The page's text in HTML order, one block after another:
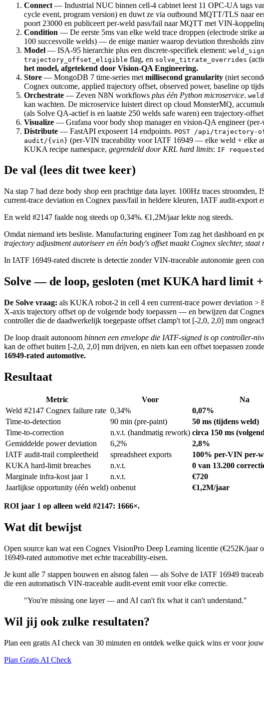
Connect — Industrial NUC binnen cell-4 cabinet leest 11 OPC-UA tags
cycle event, program version) en duwt ze via outbound MQTT/TLS naar
poort 23000 en publiceert per-weld pass/fail naar MQTT met VIN-
Condition — De eerste 5ms van elke weld trace droppen (electrode strike
100 succesvolle welds) — de enige manier waarop deviation thresholds
Model — ISA-95 hierarchie plus een discrete-specifiek element:
trajectory_offset_eligible flag, en solve_titrate_overrides
het model, afgetekend door Vision-QA Engineering.
Store — MongoDB 7 time-series met millisecond granularity (niet
Cognex outcome, applied trajectory offset, observed power, baseline op
Orchestrate — Zeven N8N workflows plus één Python microservice.
kan wachten. De microservice luistert direct op cloud MonsterMQ,
(als Solve QA-actief is en laatste 250 welds safe waren) een trajectory-
Visualize — Grafana voor body shop manager en vision-QA engineer
Distribute — FastAPI exposeert 14 endpoints. POST /api/trajectory-
audit/{vin} (per-VIN traceability voor IATF 16949 — elke weld + elke
KUKA recipe namespace, gegrendeld door KRL hard limits: IF
De val (lees dit twee keer)
Na stap 7 had deze body shop een prachtige data layer. 100Hz traces
current-trace deviation en Cognex pass/fail in heldere kleuren, IATF audit-export
En weld #2147 faalde nog steeds op 0,34%. €1,2M/jaar lekte nog steeds.
Omdat niemand iets besliste. Manufacturing engineer Tom zag het dashboard
trajectory adjustment autoriseer en één body's offset maakt Cognex slechter,
In IATF 16949-rated discrete is detectie zonder VIN-traceable autonomie geen
Solve — de loop, gesloten (met KUKA hard limit
De Solve vraag: als KUKA robot-2 in cell 4 een current-trace power deviation >
X-axis trajectory offset op de volgende body toepassen — en bewijzen dat
controller die de daadwerkelijk toegepaste offset clamp't tot [-2,0, 2,0] mm
De loop draait autonoom binnen een envelope die IATF-signed is op controller-
kan de offset buiten [-2,0, 2,0] mm drijven, en niets kan een offset toepassen
16949-rated automotive.
Resultaat
Metric Voor
Na
Weld #2147 Cognex failure rate 0,34%
0,07%
Time-to-detection
90 min (pre-paint)
50 ms (tijdens weld)
Time-to-correction
n.v.t. (handmatig rework) circa 150 ms
Gemiddelde power deviation
6,2%
2,8%
IATF audit-trail compleetheid
spreadsheet exports
100% per-VIN per-
KUKA hard-limit breaches
n.v.t.
0 van 13.200
Marginale infra-kost jaar 1
n.v.t.
€720
Jaarlijkse opportunity (één weld) onbenut €1,2M/jaar
ROI jaar 1 op alleen weld #2147: 1666×.
Wat dit bewijst
Open source kan wat een Cognex VisionPro Deep Learning licentie (€252K/
16949-rated automotive met echte traceability-eisen.
Je kunt alle 7 stappen bouwen en alsnog falen — als Solve de IATF 16949
die een automatisch VIN-traceable audit-event emit voor elke correctie.
"You're missing one layer — and AI can't fix what it can't understand."
Wil jij ook zulke resultaten?
Plan een gratis AI check van 30 minuten en ontdek welke quick wins er voor
Plan Gratis AI Check